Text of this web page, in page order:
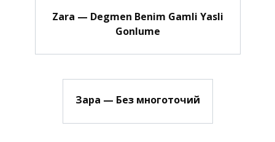
Zara — Degmen Benim Gamli Yasli
Gonlume
Зара — Без многоточий